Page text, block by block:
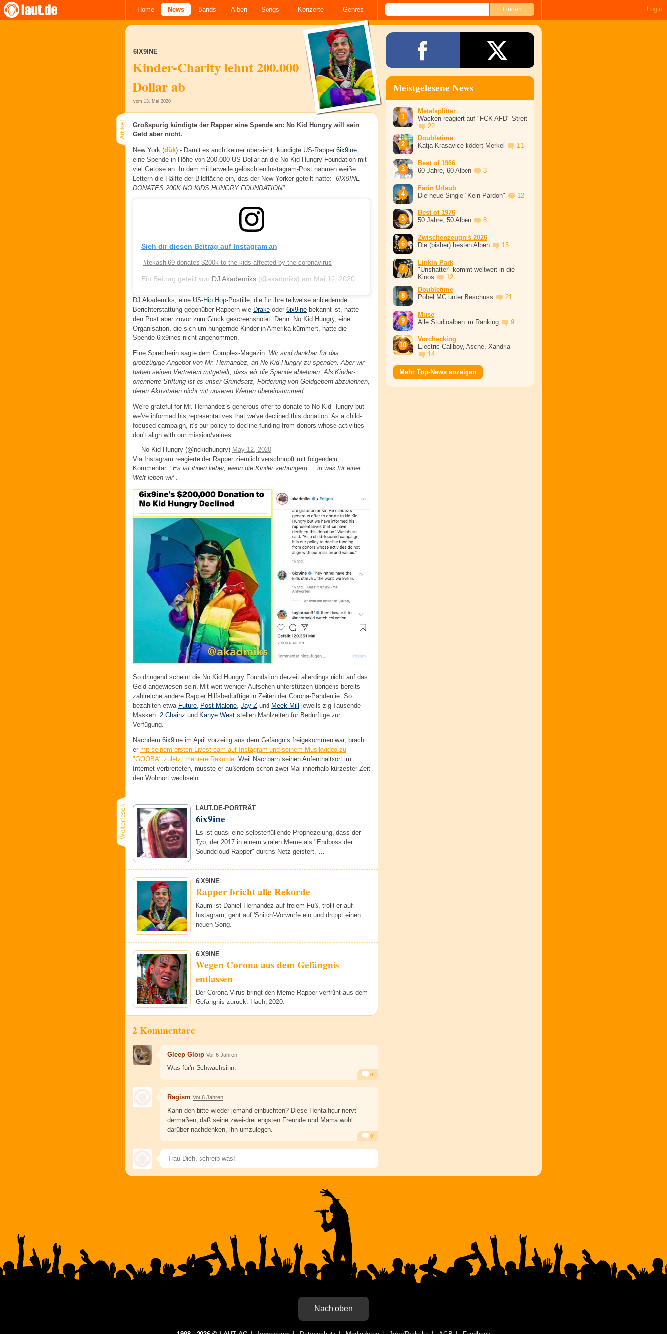
Home News Bands Alben Songs Konzerte Genres Login
6IX9INE
Kinder-Charity lehnt 200.000
Dollar ab
vom 13. Mai 2020
Großspurig kündigte der Rapper eine Spende an: No Kid Hungry will sein
Geld aber nicht.
New York (dük) - Damit es auch keiner übersieht, kündigte US-Rapper 6ix9ine
eine Spende in Höhe von 200.000 US-Dollar an die No Kid Hungry Foundation mit
viel Getöse an. In dem mittlerweile gelöschten Instagram-Post nahmen weiße
Lettern die Hälfte der Bildfläche ein, das der New Yorker geteilt hatte: "6IX9INE
DONATES 200K NO KIDS HUNGRY FOUNDATION".
Sieh dir diesen Beitrag auf Instagram an
#tekashi69 donates $200k to the kids affected by the coronavirus
Ein Beitrag geteilt von DJ Akademiks (@akadmiks) am Mai 12, 2020 um 10:10 PDT
DJ Akademiks, eine US-Hip Hop-Postille, die für ihre teilweise anbiedernde
Berichterstattung gegenüber Rappern wie Drake oder 6ix9ine bekannt ist, hatte
den Post aber zuvor zum Glück gescreenshotet. Denn: No Kid Hungry, eine
Organisation, die sich um hungernde Kinder in Amerika kümmert, hatte die
Spende 6ix9ines nicht angenommen.
Eine Sprecherin sagte dem Complex-Magazin:"Wir sind dankbar für das
großzügige Angebot von Mr. Hernandez, an No Kid Hungry zu spenden. Aber wir
haben seinen Vertretern mitgeteilt, dass wir die Spende ablehnen. Als Kinder-
orientierte Stiftung ist es unser Grundsatz, Förderung von Geldgebern abzulehnen,
deren Aktivitäten nicht mit unseren Werten übereinstimmen".
We're grateful for Mr. Hernandez’s generous offer to donate to No Kid Hungry but
we've informed his representatives that we've declined this donation. As a child-
focused campaign, it's our policy to decline funding from donors whose activities
don't align with our mission/values.
— No Kid Hungry (@nokidhungry) May 12, 2020
Via Instagram reagierte der Rapper ziemlich verschnupft mit folgendem
Kommentar: "Es ist ihnen lieber, wenn die Kinder verhungern ... in was für einer
Welt leben wir".
So dringend scheint die No Kid Hungry Foundation derzeit allerdings nicht auf das
Geld angewiesen sein. Mit weit weniger Aufsehen unterstützen übrigens bereits
zahlreiche andere Rapper Hilfsbedürftige in Zeiten der Corona-Pandemie. So
bezahlten etwa Future, Post Malone, Jay-Z und Meek Mill
jeweils zig Tausende
Masken. 2 Chainz und Kanye West stellen Mahlzeiten für Bedürftige zur
Verfügung.
Nachdem 6ix9ine im April vorzeitig aus dem Gefängnis freigekommen war, brach
er mit seinem ersten Livestream auf Instagram und seinem Musikvideo zu
"GOOBA" zuletzt mehrere Rekorde. Weil Nachbarn seinen Aufenthaltsort im
Internet verbreiteten, musste er außerdem schon zwei Mal innerhalb kürzester Zeit
den Wohnort wechseln.
LAUT.DE-PORTRÄT
6ix9ine
Es ist quasi eine selbsterfüllende Prophezeiung, dass der
Typ, der 2017 in einem viralen Meme als "Endboss der
Soundcloud-Rapper" durchs Netz geistert, …
6IX9INE
Rapper bricht alle Rekorde
Kaum ist Daniel Hernandez auf freiem Fuß, trollt er auf
Instagram, geht auf 'Snitch'-Vorwürfe ein und droppt einen
neuen Song.
6IX9INE
Wegen Corona aus dem Gefängnis
entlassen
Der Corona-Virus bringt den Meme-Rapper verfrüht aus dem
Gefängnis zurück. Hach, 2020.
2 Kommentare
Gleep Glorp Vor 6 Jahren
Was für'n Schwachsinn.
Alarm Antworten
0
Ragism Vor 6 Jahren
Kann den bitte wieder jemand einbuchten? Diese Hentaifigur nervt
dermaßen, daß seine zwei-drei engsten Freunde und Mama wohl
darüber nachdenken, ihn umzulegen.
Alarm Antworten
0
Speichern
Meistgelesene News
Metalsplitter
Wacken reagiert auf "FCK AFD"-Streit
22
Doubletime
Katja Krasavice ködert Merkel
11
Best of 1966
60 Jahre, 60 Alben
3
Farin Urlaub
Die neue Single "Kein Pardon"
12
Best of 1976
50 Jahre, 50 Alben
8
Zwischenzeugnis 2026
Die (bisher) besten Alben
15
Linkin Park
"Unshatter" kommt weltweit in die
Kinos
12
Doubletime
Pöbel MC unter Beschuss
21
Muse
Alle Studioalben im Ranking
9
Vorchecking
Electric Callboy, Asche, Xandria
14
Mehr Top-News anzeigen
Nach oben